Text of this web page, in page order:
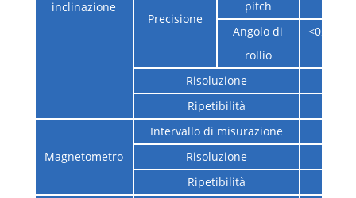
inclinazione
Precisione
pitch
Angolo di
rollio
<0,1
Risoluzione
Ripetibilità
Magnetometro
Intervallo di misurazione
Risoluzione
Ripetibilità